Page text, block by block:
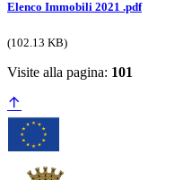
Elenco Immobili 2021 .pdf
(102.13 KB)
Visite alla pagina: 101